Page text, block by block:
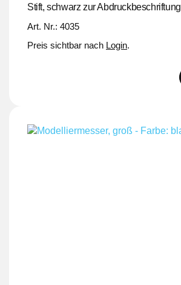
Stift, schwarz zur Abdruckbeschriftung
Art. Nr.: 4035
Preis sichtbar nach Login.